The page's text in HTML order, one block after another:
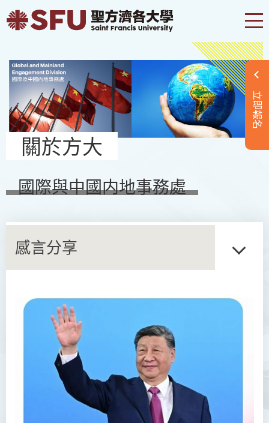
立即報名
關於方大
國際與中國内地事務處
感言分享
內地事務拓展
國際事務拓展
活動
最新消息